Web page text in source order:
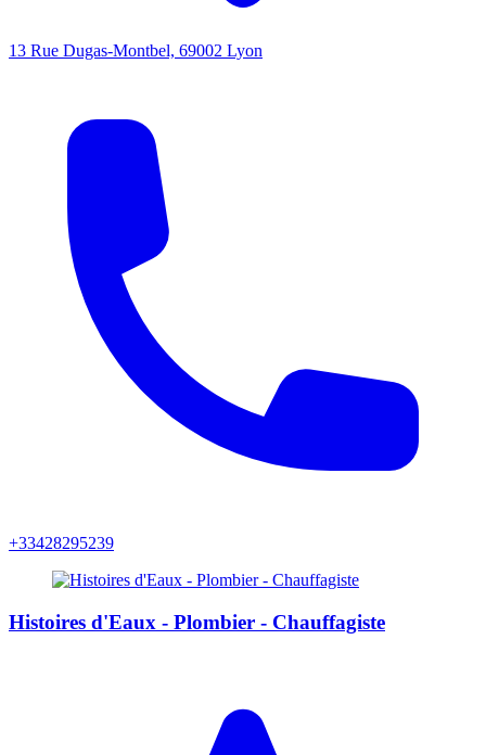
13 Rue Dugas-Montbel, 69002 Lyon
+33428295239
Histoires d'Eaux - Plombier - Chauffagiste